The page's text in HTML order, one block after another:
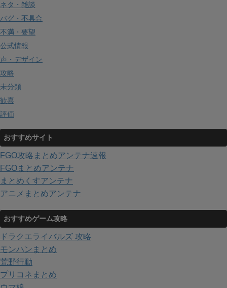
ネタ・雑談
バグ・不具合
不満・要望
公式情報
声・デザイン
攻略
未分類
歓喜
評価
おすすめサイト
FGO攻略まとめアンテナ速報
FGOまとめアンテナ
まとめくすアンテナ
アニメまとめアンテナ
おすすめゲーム攻略
ドラクエライバルズ 攻略
モンハンまとめ
荒野行動
プリコネまとめ